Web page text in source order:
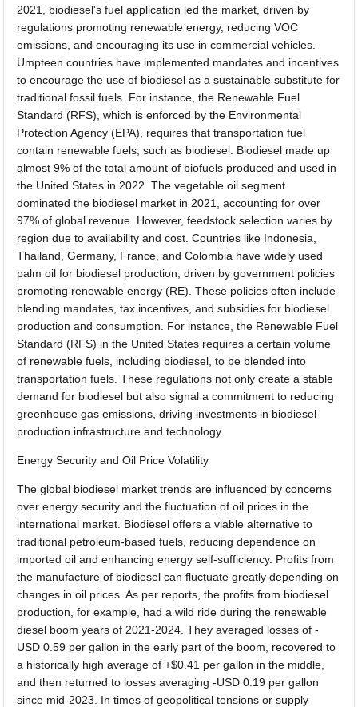
2021, biodiesel's fuel application led the market, driven by
regulations promoting renewable energy, reducing VOC
emissions, and encouraging its use in commercial vehicles.
Umpteen countries have implemented mandates and incentives
to encourage the use of biodiesel as a sustainable substitute for
traditional fossil fuels. For instance, the Renewable Fuel
Standard (RFS), which is enforced by the Environmental
Protection Agency (EPA), requires that transportation fuel
contain renewable fuels, such as biodiesel. Biodiesel made up
almost 9% of the total amount of biofuels produced and used in
the United States in 2022. The vegetable oil segment
dominated the biodiesel market in 2021, accounting for over
97% of global revenue. However, feedstock selection varies by
region due to availability and cost. Countries like Indonesia,
Thailand, Germany, France, and Colombia have widely used
palm oil for biodiesel production, driven by government policies
promoting renewable energy (RE). These policies often include
blending mandates, tax incentives, and subsidies for biodiesel
production and consumption. For instance, the Renewable Fuel
Standard (RFS) in the United States requires a certain volume
of renewable fuels, including biodiesel, to be blended into
transportation fuels. These regulations not only create a stable
demand for biodiesel but also signal a commitment to reducing
greenhouse gas emissions, driving investments in biodiesel
production infrastructure and technology.
Energy Security and Oil Price Volatility
The global biodiesel market trends are influenced by concerns
over energy security and the fluctuation of oil prices in the
international market. Biodiesel offers a viable alternative to
traditional petroleum-based fuels, reducing dependence on
imported oil and enhancing energy self-sufficiency. Profits from
the manufacture of biodiesel can fluctuate greatly depending on
changes in oil prices. As per reports, the profits from biodiesel
production, for example, had a wild ride during the renewable
diesel boom years of 2021-2024. They averaged losses of -
USD 0.59 per gallon in the early part of the boom, recovered to
a historically high average of +$0.41 per gallon in the middle,
and then returned to losses averaging -USD 0.19 per gallon
since mid-2023. In times of geopolitical tensions or supply